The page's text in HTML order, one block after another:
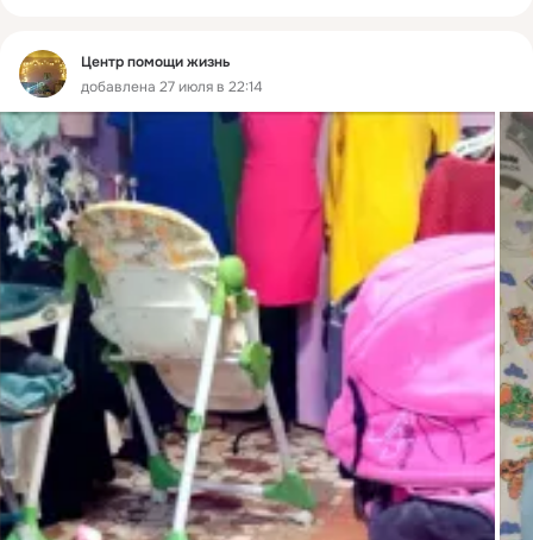
Центр помощи жизнь
добавлена 27 июля в 22:14